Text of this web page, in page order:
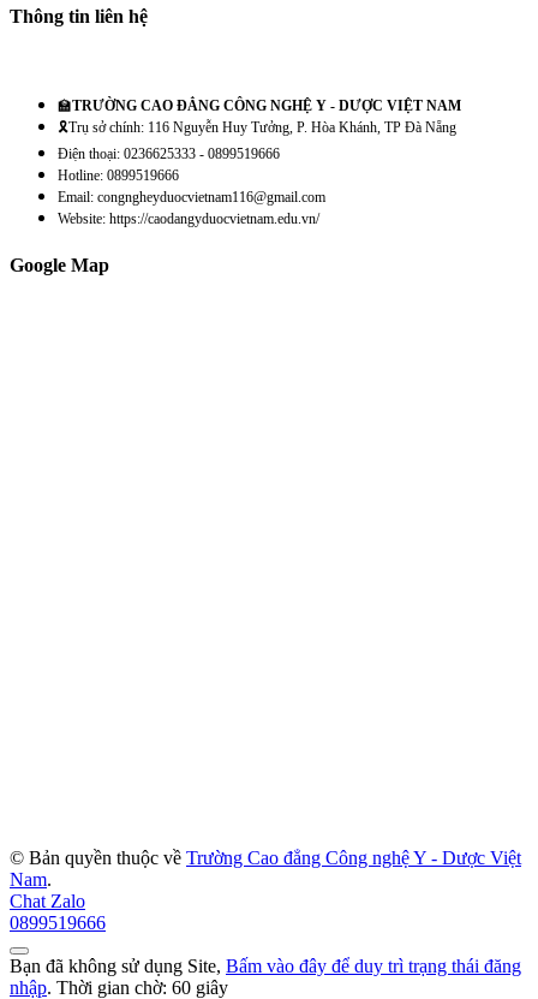
Thông tin liên hệ
🏫TRƯỜNG CAO ĐẲNG CÔNG NGHỆ Y - DƯỢC VIỆT NAM
🎗️Trụ sở chính: 116 Nguyễn Huy Tưởng, P. Hòa Khánh, TP Đà Nẵng
Điện thoại: 0236625333 - 0899519666
Hotline: 0899519666
Email: congngheyduocvietnam116@gmail.com
Website: https://caodangyduocvietnam.edu.vn/
Google Map
© Bản quyền thuộc về Trường Cao đẳng Công nghệ Y - Dược Việt
Nam.
Chat Zalo
0899519666
Bạn đã không sử dụng Site, Bấm vào đây để duy trì trạng thái đăng
nhập. Thời gian chờ: 60 giây